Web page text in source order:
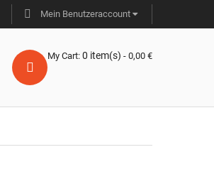
Mein Benutzeraccount
My Cart: 0 item(s) - 0,00 €